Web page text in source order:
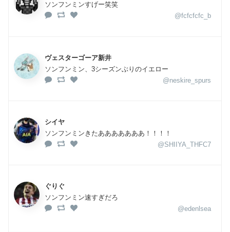
ソンフンミンすげー笑笑
@fcfcfcfc_b
ヴェスターゴーア新井
ソンフンミン、3シーズンぶりのイエロー
@neskire_spurs
シイヤ
ソンフンミンきたあああああああ！！！！
@SHIIYA_THFC7
ぐりぐ
ソンフンミン速すぎだろ
@edenlsea